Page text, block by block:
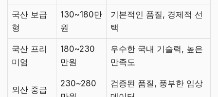
국산 보급
형
130~180만
원
기본적인 품질, 경제적 선
택
국산 프리
미엄
180~230
만원
우수한 국내 기술력, 높은
만족도
외산 중급
230~280
검증된 품질, 풍부한 임상